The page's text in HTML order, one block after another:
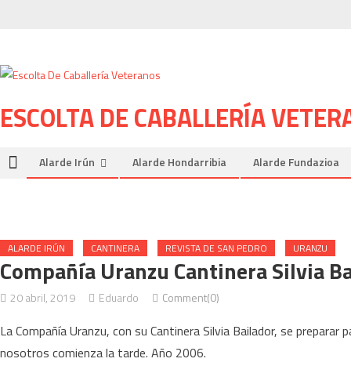
ESCOLTA DE CABALLERÍA
Alarde Irún Alarde Hondarribia Alarde Fundazioa
ALARDE IRÚN CANTINERA REVISTA DE SAN PEDRO URANZU
Compañía Uranzu Cantinera Silvia
20 abril, 2019 Eduardo Comment(0)
La Compañía Uranzu, con su Cantinera Silvia Bailador, se
nosotros comienza la tarde. Año 2006.